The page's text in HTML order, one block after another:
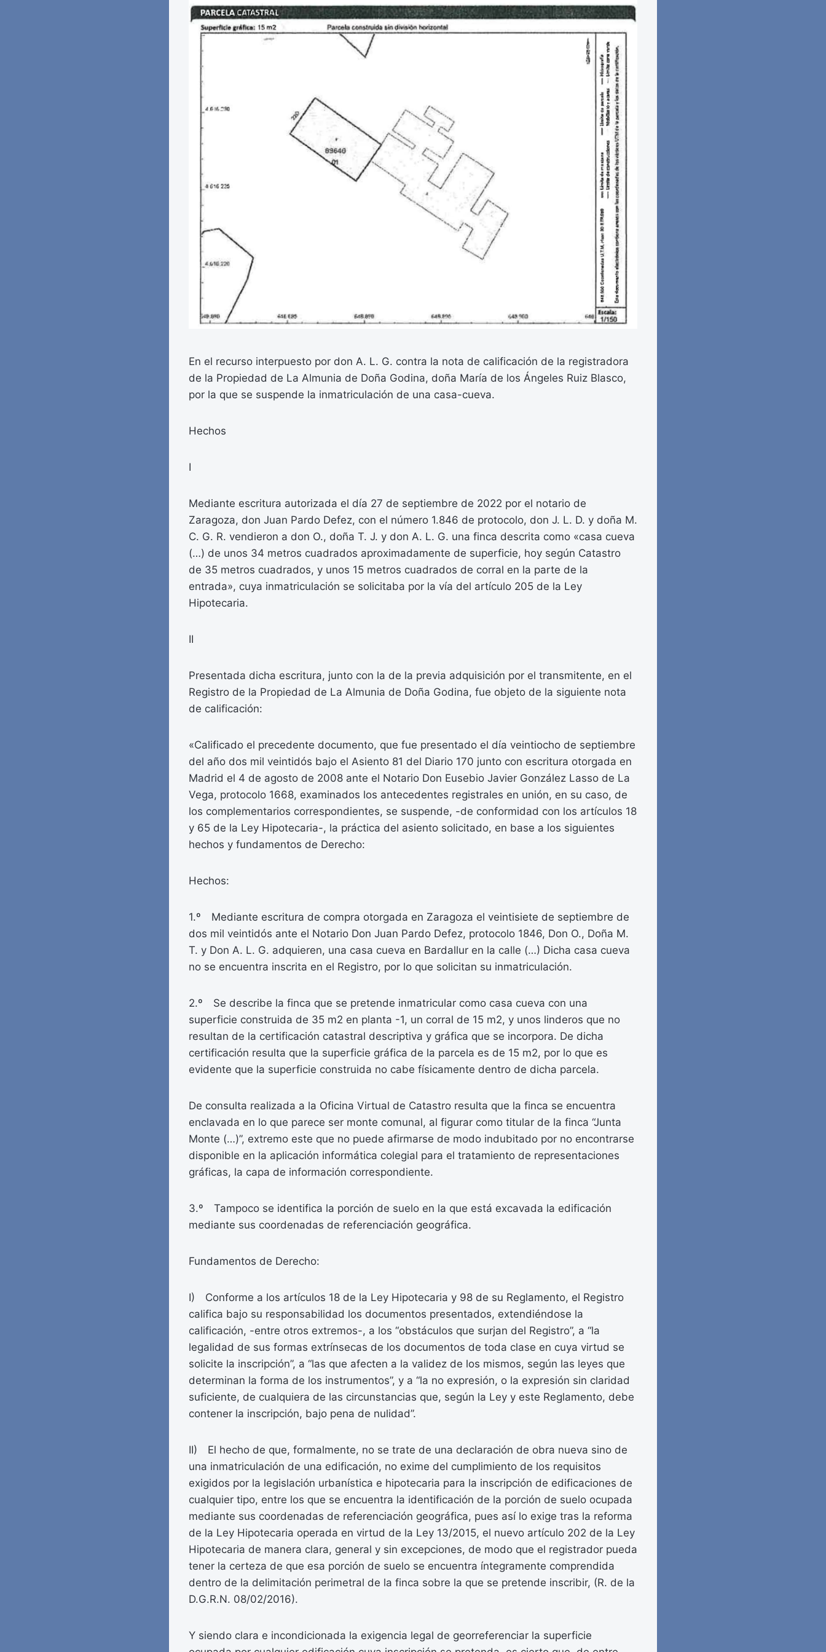
En el recurso interpuesto por don A. L. G. contra la nota de calificación de la registradora
de la Propiedad de La Almunia de Doña Godina, doña María de los Ángeles Ruiz Blasco,
por la que se suspende la inmatriculación de una casa-cueva.
Hechos
I
Mediante escritura autorizada el día 27 de septiembre de 2022 por el notario de
Zaragoza, don Juan Pardo Defez, con el número 1.846 de protocolo, don J. L. D. y doña M.
C. G. R. vendieron a don O., doña T. J. y don A. L. G. una finca descrita como «casa cueva
(…) de unos 34 metros cuadrados aproximadamente de superficie, hoy según Catastro
de 35 metros cuadrados, y unos 15 metros cuadrados de corral en la parte de la
entrada», cuya inmatriculación se solicitaba por la vía del artículo 205 de la Ley
Hipotecaria.
II
Presentada dicha escritura, junto con la de la previa adquisición por el transmitente, en el
Registro de la Propiedad de La Almunia de Doña Godina, fue objeto de la siguiente nota
de calificación:
«Calificado el precedente documento, que fue presentado el día veintiocho de septiembre
del año dos mil veintidós bajo el Asiento 81 del Diario 170 junto con escritura otorgada en
Madrid el 4 de agosto de 2008 ante el Notario Don Eusebio Javier González Lasso de La
Vega, protocolo 1668, examinados los antecedentes registrales en unión, en su caso, de
los complementarios correspondientes, se suspende, -de conformidad con los artículos 18
y 65 de la Ley Hipotecaria-, la práctica del asiento solicitado, en base a los siguientes
hechos y fundamentos de Derecho:
Hechos:
1.º Mediante escritura de compra otorgada en Zaragoza el veintisiete de septiembre de
dos mil veintidós ante el Notario Don Juan Pardo Defez, protocolo 1846, Don O., Doña M.
T. y Don A. L. G. adquieren, una casa cueva en Bardallur en la calle (…) Dicha casa cueva
no se encuentra inscrita en el Registro, por lo que solicitan su inmatriculación.
2.º Se describe la finca que se pretende inmatricular como casa cueva con una
superficie construida de 35 m2 en planta -1, un corral de 15 m2, y unos linderos que no
resultan de la certificación catastral descriptiva y gráfica que se incorpora. De dicha
certificación resulta que la superficie gráfica de la parcela es de 15 m2, por lo que es
evidente que la superficie construida no cabe físicamente dentro de dicha parcela.
De consulta realizada a la Oficina Virtual de Catastro resulta que la finca se encuentra
enclavada en lo que parece ser monte comunal, al figurar como titular de la finca “Junta
Monte (…)”, extremo este que no puede afirmarse de modo indubitado por no encontrarse
disponible en la aplicación informática colegial para el tratamiento de representaciones
gráficas, la capa de información correspondiente.
3.º Tampoco se identifica la porción de suelo en la que está excavada la edificación
mediante sus coordenadas de referenciación geográfica.
Fundamentos de Derecho:
I) Conforme a los artículos 18 de la Ley Hipotecaria y 98 de su Reglamento, el Registro
califica bajo su responsabilidad los documentos presentados, extendiéndose la
calificación, -entre otros extremos-, a los “obstáculos que surjan del Registro”, a “la
legalidad de sus formas extrínsecas de los documentos de toda clase en cuya virtud se
solicite la inscripción”, a “las que afecten a la validez de los mismos, según las leyes que
determinan la forma de los instrumentos”, y a “la no expresión, o la expresión sin claridad
suficiente, de cualquiera de las circunstancias que, según la Ley y este Reglamento, debe
contener la inscripción, bajo pena de nulidad”.
II) El hecho de que, formalmente, no se trate de una declaración de obra nueva sino de
una inmatriculación de una edificación, no exime del cumplimiento de los requisitos
exigidos por la legislación urbanística e hipotecaria para la inscripción de edificaciones de
cualquier tipo, entre los que se encuentra la identificación de la porción de suelo ocupada
mediante sus coordenadas de referenciación geográfica, pues así lo exige tras la reforma
de la Ley Hipotecaria operada en virtud de la Ley 13/2015, el nuevo artículo 202 de la Ley
Hipotecaria de manera clara, general y sin excepciones, de modo que el registrador pueda
tener la certeza de que esa porción de suelo se encuentra íntegramente comprendida
dentro de la delimitación perimetral de la finca sobre la que se pretende inscribir, (R. de la
D.G.R.N. 08/02/2016).
Y siendo clara e incondicionada la exigencia legal de georreferenciar la superficie